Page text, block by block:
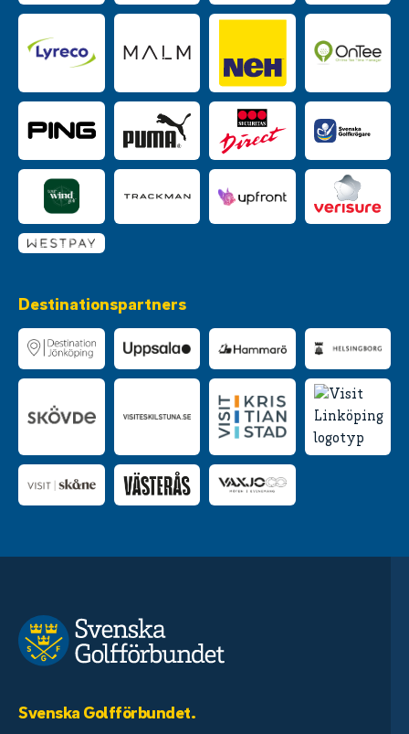
Destinationspartners
Svenska Golfförbundet.